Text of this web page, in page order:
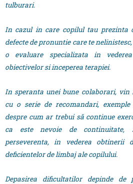
tulburari.
In cazul in care copilul tau prezinta
defecte de pronuntie care te
o evaluare specializata in
obiectivelor si inceperea terapiei.
In speranta unei bune colaborari,
cu o serie de recomandari,
despre cum ar trebui să continue
ca este nevoie de continuitate,
perseverenta, in vederea obtinerii
deficientelor de limbaj ale copilului.
Depasirea dificultatilor depinde de